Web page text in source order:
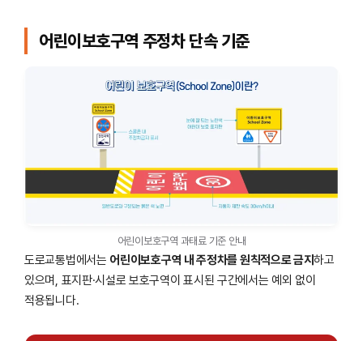
어린이보호구역 주정차 단속 기준
어린이보호구역 과태료 기준 안내
도로교통법에서는 어린이보호구역 내 주정차를 원칙적으로 금지하고
있으며, 표지판·시설로 보호구역이 표시된 구간에서는 예외 없이
적용됩니다.